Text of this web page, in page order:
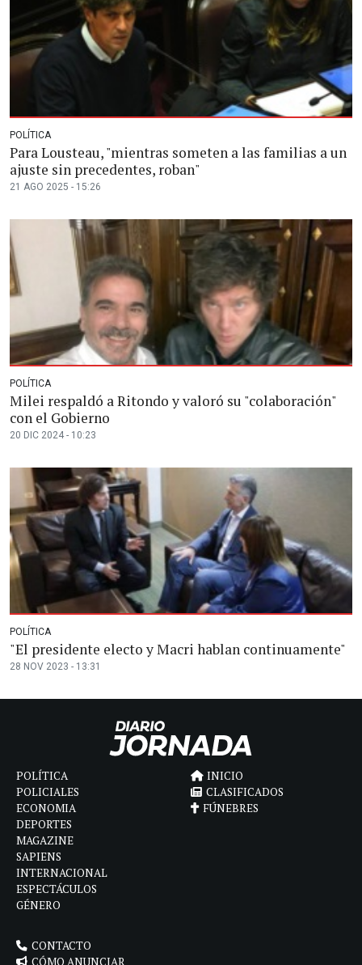
POLÍTICA
Para Lousteau, "mientras someten a las familias a un
ajuste sin precedentes, roban"
21 AGO 2025 - 15:26
POLÍTICA
Milei respaldó a Ritondo y valoró su "colaboración"
con el Gobierno
20 DIC 2024 - 10:23
POLÍTICA
"El presidente electo y Macri hablan continuamente"
28 NOV 2023 - 13:31
POLÍTICA
POLICIALES
ECONOMIA
DEPORTES
MAGAZINE
SAPIENS
INTERNACIONAL
ESPECTÁCULOS
GÉNERO
INICIO
CLASIFICADOS
FÚNEBRES
CONTACTO
CÓMO ANUNCIAR